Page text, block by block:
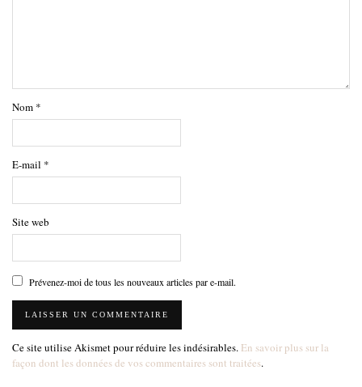
Nom *
E-mail *
Site web
Prévenez-moi de tous les nouveaux articles par e-mail.
Ce site utilise Akismet pour réduire les indésirables. En savoir plus sur la
façon dont les données de vos commentaires sont traitées.